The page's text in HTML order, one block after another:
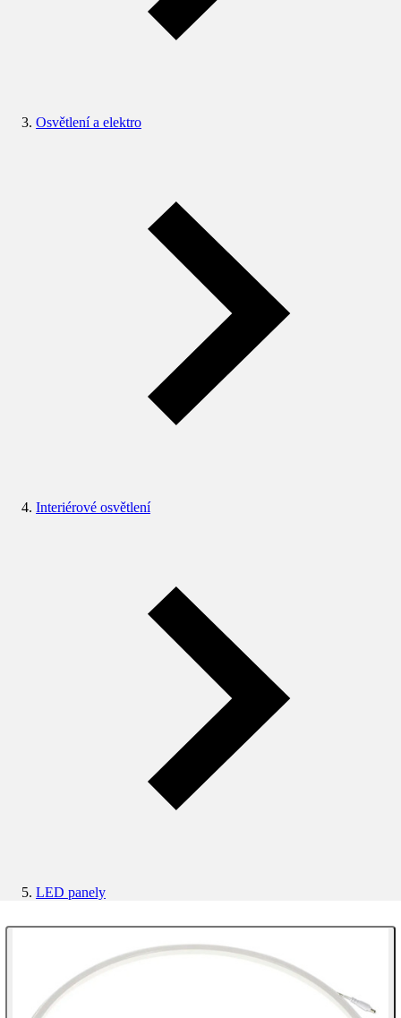
Osvětlení a elektro
Interiérové osvětlení
LED panely